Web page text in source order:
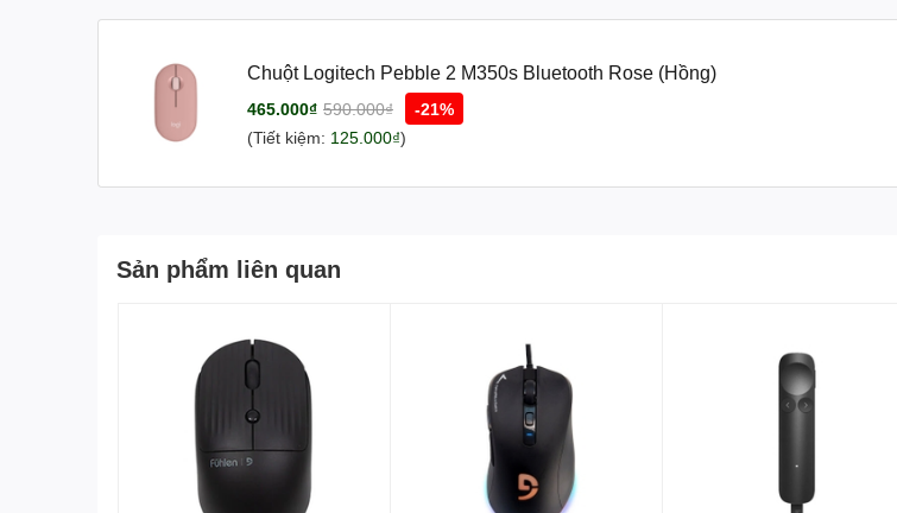
Chuột Logitech Pebble 2 M350s Bluetooth Rose (Hồng)
465.000₫ 590.000₫
-21%
(Tiết kiệm: 125.000₫)
Sản phẩm liên quan